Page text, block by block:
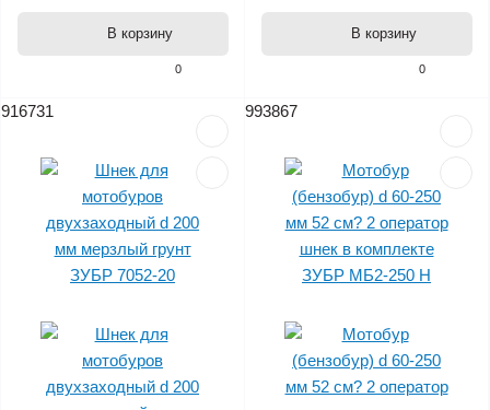
0
В корзину
0
В корзину
916731 993867